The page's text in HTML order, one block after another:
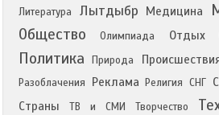
Литература Лытдыбр Медицина
Общество Олимпиада Отдых
Политика Природа
Разоблачения
Реклама Религия СНГ
Страны
ТВ и СМИ Творчество